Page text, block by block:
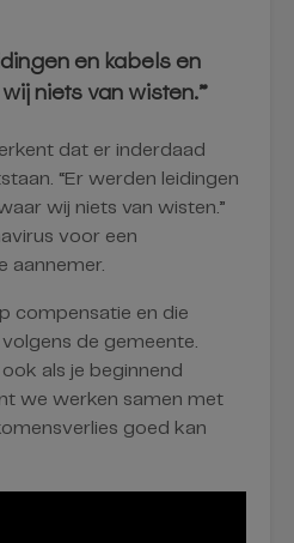
en kabels en
niets van wisten.”
dat er inderdaad
“Er werden leidingen
wij niets van wisten.”
voor een
aannemer.
compensatie en die
de gemeente.
als je beginnend
we werken samen met
goed kan